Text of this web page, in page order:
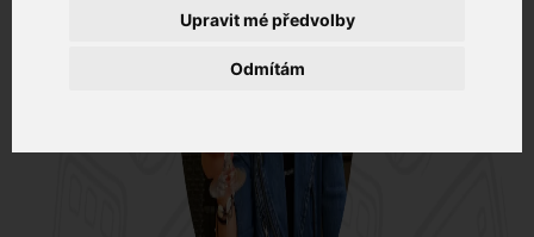
Odmítám
Upravit mé předvolby